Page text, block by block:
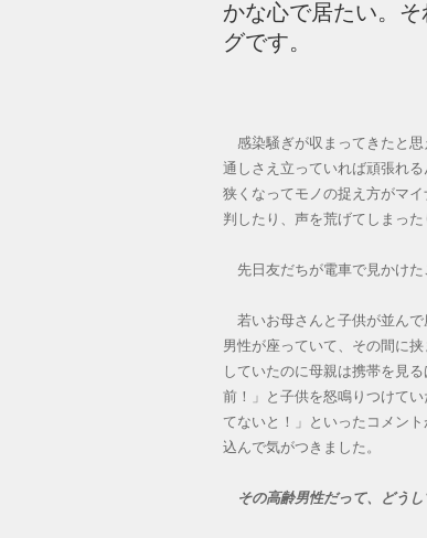
かな心で居たい。
グです。
感染騒ぎが収まってきたと思
通しさえ立っていれば頑張れ
狭くなってモノの捉え方がマ
判したり、声を荒げてしまった
先日友だちが電車で見かけた
若いお母さんと子供が並んで
男性が座っていて、その間に
していたのに母親は携帯を見
前！」と子供を怒鳴りつけて
てないと！」といったコメン
込んで気がつきました。
その高齢男性だって、どう